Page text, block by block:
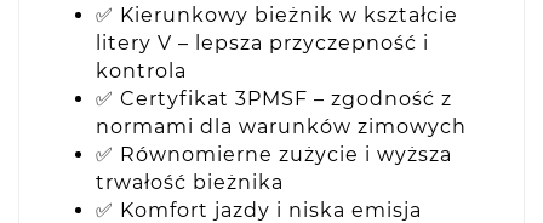
✅ Kierunkowy bieżnik w kształcie
litery V – lepsza przyczepność i
kontrola
✅ Certyfikat 3PMSF – zgodność z
normami dla warunków zimowych
✅ Równomierne zużycie i wyższa
trwałość bieżnika
✅ Komfort jazdy i niska emisja